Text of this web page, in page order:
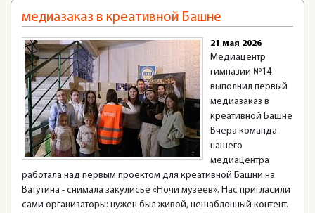
медиазаказ в креативной Башне
21 мая 2026
Медиацентр
гимназии №14
выполнил первый
медиазаказ в
креативной Башне
Вчера команда
нашего
медиацентра
работала над первым проектом для креативной Башни на
Ватутина - снимала закулисье «Ночи музеев». Нас пригласили
сами организаторы: нужен был живой, нешаблонный контент.